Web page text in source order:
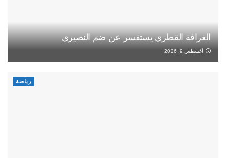
الغرافة القطري يستفسر عن ضم النصيري
أغسطس 9, 2026
رياضة